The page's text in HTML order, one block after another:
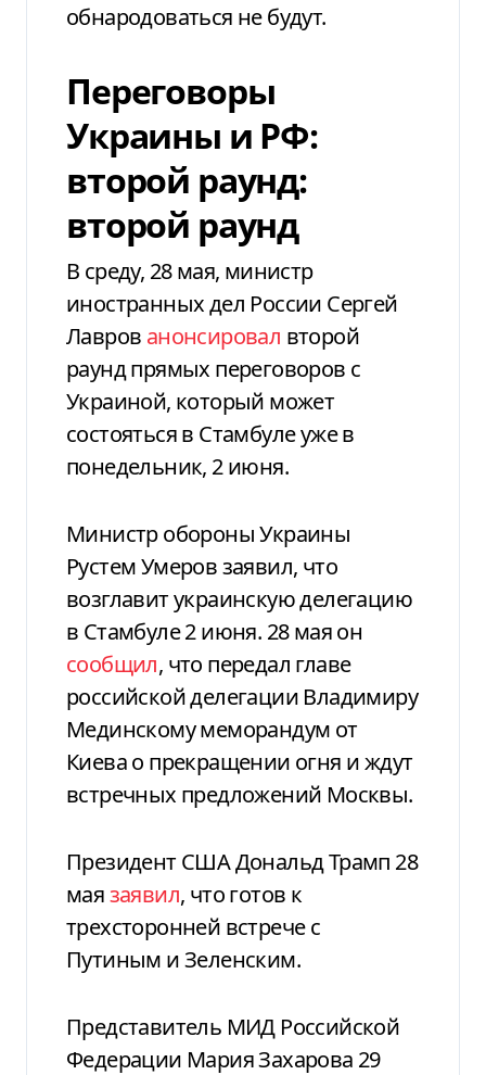
обнародоваться не будут.
Переговоры
Украины и РФ:
второй раунд:
второй раунд
В среду, 28 мая, министр
иностранных дел России Сергей
Лавров анонсировал второй
раунд прямых переговоров с
Украиной, который может
состояться в Стамбуле уже в
понедельник, 2 июня.
Министр обороны Украины
Рустем Умеров заявил, что
возглавит украинскую делегацию
в Стамбуле 2 июня. 28 мая он
сообщил, что передал главе
российской делегации Владимиру
Мединскому меморандум от
Киева о прекращении огня и ждут
встречных предложений Москвы.
Президент США Дональд Трамп 28
маязаявил, что готов к
трехсторонней встрече с
Путиным и Зеленским.
Представитель МИД Российской
Федерации Мария Захарова 29